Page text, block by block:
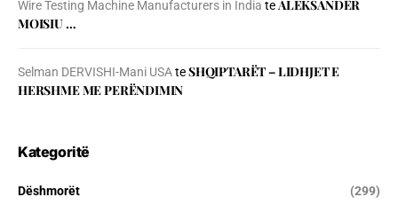
Wire Testing Machine Manufacturers in India teALEKSANDËR
MOISIU …
Selman DERVISHI-Mani USAteSHQIPTARËT – LIDHJET E
HERSHME ME PERËNDIMIN
Kategoritë
Dëshmorët (299)